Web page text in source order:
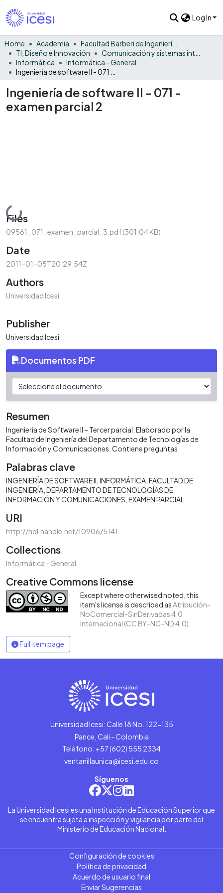
Log In
Home Academia
Facultad Barberi de Ingeniería, Diseño y Ciencias Aplicadas
TI, Diseño e Innovación
Informática
Informática - General
Ingeniería de software II - 071 -
examen parcial 2
Loading...
Files
09561_071_examen_parcial_3.pdf(301.04 KB)
Date
2011-01-05T20:29:54Z
Authors
Universidad Icesi
Publisher
Universidad Icesi
Documentos PDF
Resumen
Ingeniería de Software II – Tercer parcial. Elaborado por la
Facultad de Ingeniería del Departamento de Tecnologías de
Información y Comunicaciones. Contiene preguntas.
Palabras clave
INGENIERÍA DE SOFTWARE II INFORMÁTICA FACULTAD DE
INGENIERÍA DEPARTAMENTO DE TECNOLOGÍAS DE
INFORMACIÓN Y COMUNICACIONES EXAMEN PARCIAL
URI
http://hdl.handle.net/10906/5141
Collections
Informática - General
Creative Commons license
Except where otherwised noted, this
item's license is described asAtribución-
NoComercial-SinDerivadas 4.0
Internacional (CC BY-NC-ND 4.0)
Full item page
Universidad Icesi: Calle 18 No. 122-135
Pance, Cali - Colombia
Teléfono: +57 (602) 555 2334
ventanillaunica@icesi.edu.co
Síguenos
La Universidad Icesi es una Institución de Educación Superior que
se encuentra sujeta a inspección y vigilancia por parte del
Ministerio de Educación Nacional.
Configuración de cookies
Política de privacidad
Acuerdo de usuario final
Enviar Sugerencias